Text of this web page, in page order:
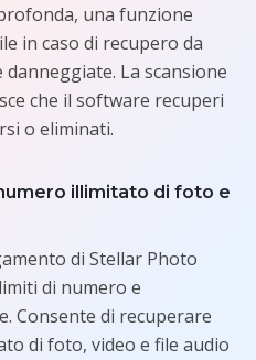
una funzione
in caso di recupero da
La scansione
che il software recuperi
o eliminati.
illimitato di foto e
di Stellar Photo
di numero e
Consente di recuperare
di foto, video e file audio